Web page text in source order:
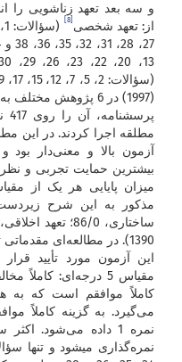
و سه بعد تعهد زناشویی را
از: تعهد شخصی [8]
27، 28، 31، 32، 35، 36، 38 و 44)، تعهد اخلاقی
13، 20، 22، 23، 26، 29، 30، 34، 37 و 41) و تعهد ساختاری
(1997) در 6 پژوهش
مطلقه اجرا کردند. در این
آزمون بالا و معنی‌دار بود
میزان پایایی هر یک از
این آزمون مورد تأیید
مقیاس 5 درجه‌ای:
نمره 1 داده می‌شود.